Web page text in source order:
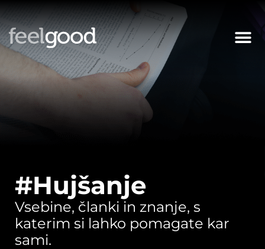
#Hujšanje
Vsebine, članki in znanje, s
katerim si lahko pomagate kar
sami.